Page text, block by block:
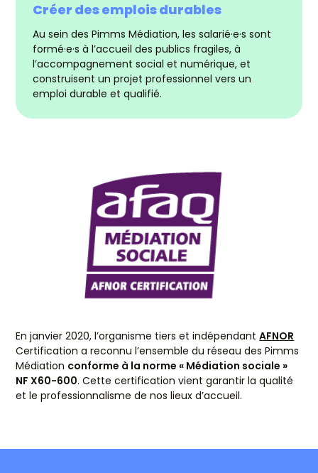
Créer des emplois durables
Au sein des Pimms Médiation, les salarié·e·s sont
formé·e·s à l’accueil des publics fragiles, à
l’accompagnement social et numérique, et
construisent un projet professionnel vers un
emploi durable et qualifié.
En janvier 2020, l’organisme tiers et indépendantAFNOR
Certification a reconnu l’ensemble du réseau des Pimms
Médiation conforme à la norme « Médiation sociale »
NF X60-600. Cette certification vient garantir la qualité
et le professionnalisme de nos lieux d’accueil.